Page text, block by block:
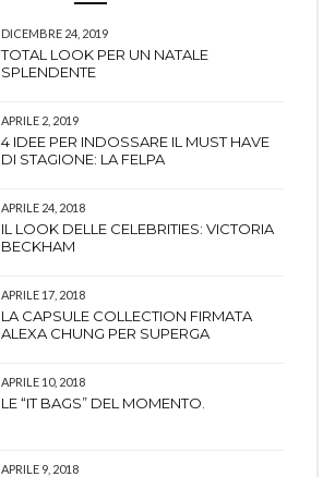
DICEMBRE 24, 2019
TOTAL LOOK PER UN NATALE
SPLENDENTE
APRILE 2, 2019
4 IDEE PER INDOSSARE IL MUST HAVE
DI STAGIONE: LA FELPA
APRILE 24, 2018
IL LOOK DELLE CELEBRITIES: VICTORIA
BECKHAM
APRILE 17, 2018
LA CAPSULE COLLECTION FIRMATA
ALEXA CHUNG PER SUPERGA
APRILE 10, 2018
LE “IT BAGS” DEL MOMENTO.
APRILE 9, 2018